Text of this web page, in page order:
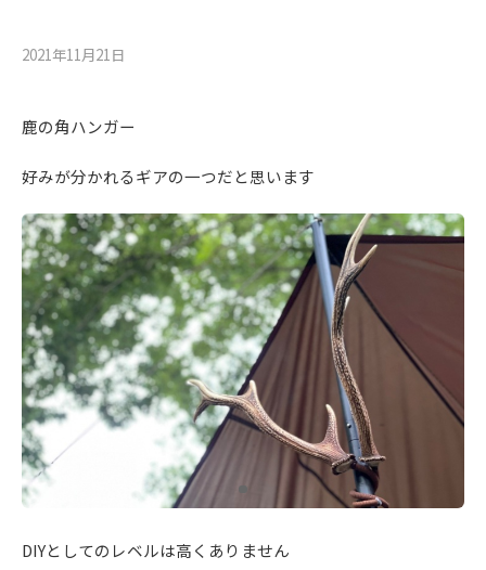
2021年11月21⽇
鹿の角ハンガー
好みが分かれるギアの一つだと思います
DIYとしてのレベルは高くありません